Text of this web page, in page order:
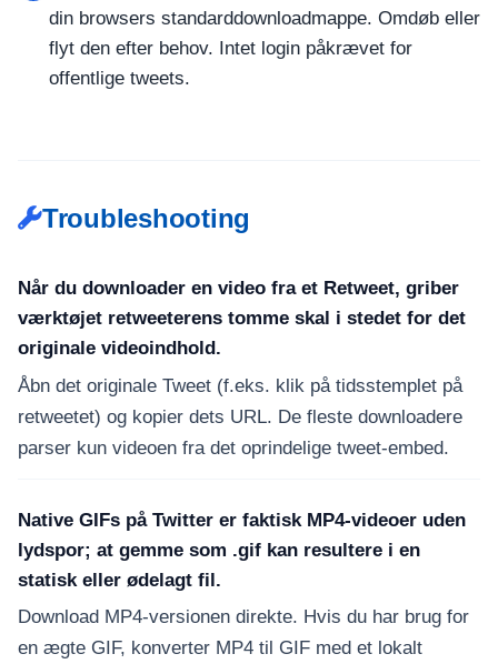
din browsers standarddownloadmappe. Omdøb eller
flyt den efter behov. Intet login påkrævet for
offentlige tweets.
Troubleshooting
Når du downloader en video fra et Retweet, griber
værktøjet retweeterens tomme skal i stedet for det
originale videoindhold.
Åbn det originale Tweet (f.eks. klik på tidsstemplet på
retweetet) og kopier dets URL. De fleste downloadere
parser kun videoen fra det oprindelige tweet-embed.
Native GIFs på Twitter er faktisk MP4-videoer uden
lydspor; at gemme som .gif kan resultere i en
statisk eller ødelagt fil.
Download MP4-versionen direkte. Hvis du har brug for
en ægte GIF, konverter MP4 til GIF med et lokalt